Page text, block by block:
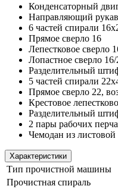
Конденсаторный
Направляющий рукав
6 частей спирали
Прямое сверло 16
Лепестковое сверло
Лопастное сверло 16/
Разделительный
5 частей спирали
Прямое сверло 22,
Крестовое
Разделительный
2 пары рабочих
Чемодан из
Характеристики
Тип прочистной машины
Прочистная спираль